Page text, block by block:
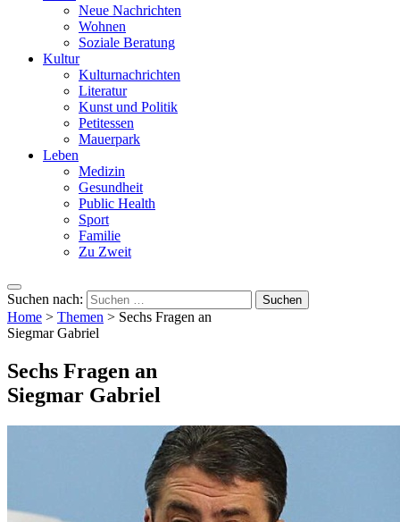
Neue Nachrichten
Wohnen
Soziale Beratung
Kultur
Kulturnachrichten
Literatur
Kunst und Politik
Petitessen
Mauerpark
Leben
Medizin
Gesundheit
Public Health
Sport
Familie
Zu Zweit
Suchen nach:
Home > Themen > Sechs Fragen an
Siegmar Gabriel
Sechs Fragen an
Siegmar Gabriel